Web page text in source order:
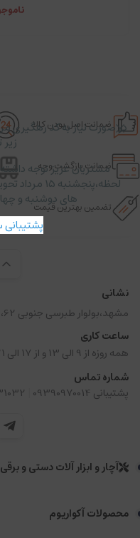
ضمانت اصل بودن کالا
ضمانت بازگشت وجه
تضمین بهترین قیمت
نشانی
مشهد،بولوار طبرسی جنوبی 62،بیست متری کافی،کافی 10 پلاک 4 واحد 2
ساعت کاری
همه روزه از 9 الی 13 و از 17 الی 21
شماره تماس
پشتیبانی 09390970014
آچار و ابزار آلات دستی و برقی
محصولات آکواریوم
در صورت نیاز به کد رهگیری
مشتریان عزیز توجه
های دوشنبه و
پشتیبانی سایت